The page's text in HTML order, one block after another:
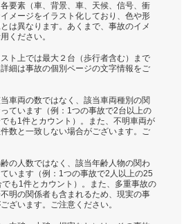
要素（車、背景、車、天候、信号、衝
メージをイラスト化しており、色や形
は異なります。あくまで、事故のイメ
ください。
ト上では最大２台（歩行者含む）まで
細は事故の個別ページの文字情報をご
車両の数ではなく、該当車両種別の関
ています（例：1つの事故で2台以上の
も1件とカウント）。また、不明車両が
数と一致しない場合がございます。ご
の人数ではなく、該当年齢人物の関わ
います（例：1つの事故で2人以上の25
も1件とカウント）。また、多重事故の
明の関係者も含まれるため、現実の事
ざいます。ご注意ください。